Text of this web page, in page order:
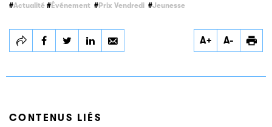
Actualité
Événement Prix Vendredi Jeunesse
Partager
Prix Vendredi 2025
la 9e édition !
Partager
Prix Vendredi 2025
la 9e édition !
Partager
Prix Vendredi 2025
la 9e édition !
A+ A-
CONTENUS LIÉS